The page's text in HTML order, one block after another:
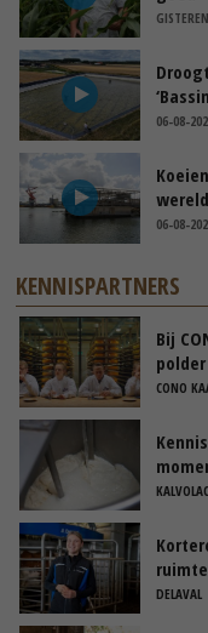
06-08-
06-08-
KENNISPARTNERS
Bij
polder
CONO
KALVOLAC
DELAVAL